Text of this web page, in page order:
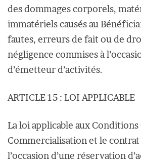
des dommages corporels,
immatériels causés au
fautes, erreurs de fait ou de
négligence commises à
d’émetteur d’activités.
ARTICLE 15 : LOI APPLICABLE
La loi applicable aux Conditions
Commercialisation et le contrat
l’occasion d’une réservation